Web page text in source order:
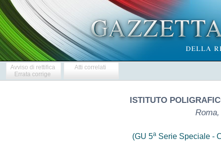
Avviso di rettifica
Errata corrige
Atti correlati
ISTITUTO
(GU 5a Serie Speciale -